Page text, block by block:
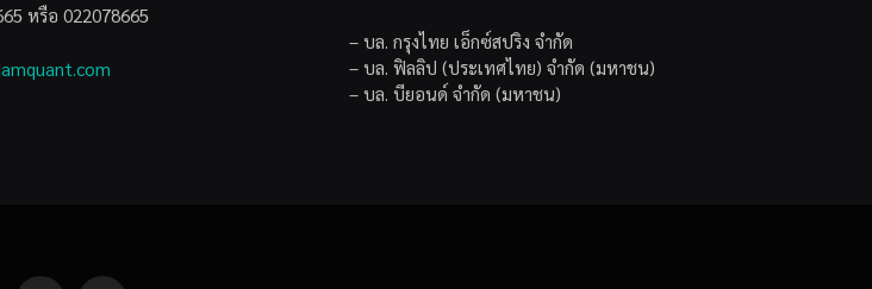
หรือ 022078665
– บล. กรุงไทย เอ็กซ์สปริง จำกัด
– บล. ฟิลลิป (ประเทศไทย) จำกัด (มหาชน)
– บล. บียอนด์ จำกัด (มหาชน)